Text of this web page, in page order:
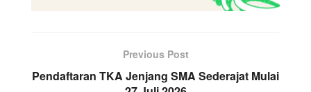
Previous Post
Pendaftaran TKA Jenjang SMA Sederajat Mulai